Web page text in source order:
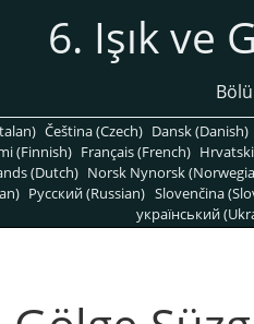
6. Işık ve
Čeština (Czech) Dansk (Danish)
(Finnish) Français (French)
(Dutch) Norsk Nynorsk
Pусский (Russian) Slovenčina
український